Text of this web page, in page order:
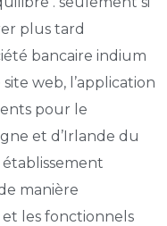
plus tard
bancaire indium
web, l’application
pour le
et d’Irlande du
manière
et les fonctionnels